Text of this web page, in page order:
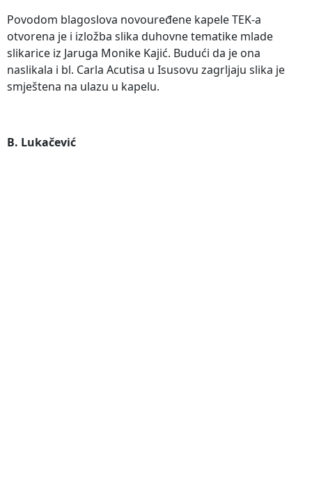
Povodom blagoslova novouređene kapele TEK-a
otvorena je i izložba slika duhovne tematike mlade
slikarice iz Jaruga Monike Kajić. Budući da je ona
naslikala i bl. Carla Acutisa u Isusovu zagrljaju slika je
smještena na ulazu u kapelu.
B. Lukačević